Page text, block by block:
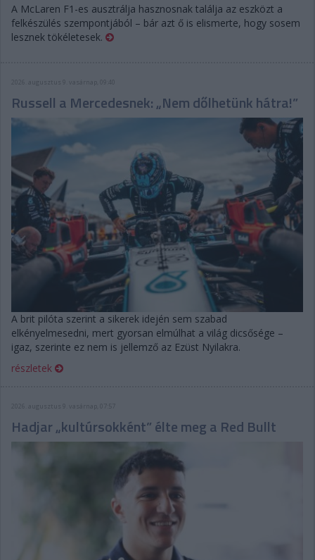
A McLaren F1-es ausztrálja hasznosnak találja az eszközt a
felkészülés szempontjából – bár azt ő is elismerte, hogy sosem
lesznek tökéletesek.
2026. augusztus 9. vasárnap, 09:40
Russell a Mercedesnek: „Nem dőlhetünk hátra!”
A brit pilóta szerint a sikerek idején sem szabad
elkényelmesedni, mert gyorsan elmúlhat a világ dicsősége –
igaz, szerinte ez nem is jellemző az Ezüst Nyilakra.
részletek
2026. augusztus 9. vasárnap, 07:57
Hadjar „kultúrsokként” élte meg a Red Bullt